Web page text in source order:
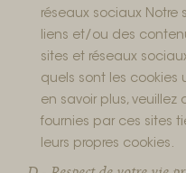
réseaux sociaux Notre
liens et/ou des
sites et réseaux
quels sont les cookies
en savoir plus, veuillez
fournies par ces sites
leurs propres cookies.